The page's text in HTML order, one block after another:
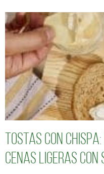
Tostas con
cenas ligeras con